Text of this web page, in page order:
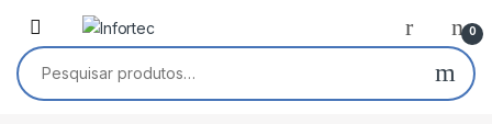
Saltar para navegação
Pular para o conteúdo
0
Pesquisar por: